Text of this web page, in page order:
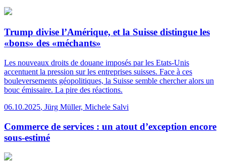
Trump divise l’Amérique, et la Suisse distingue les
«bons» des «méchants»
Les nouveaux droits de douane imposés par les Etats-Unis
accentuent la pression sur les entreprises suisses. Face à ces
bouleversements géopolitiques, la Suisse semble chercher alors un
bouc émissaire. La pire des réactions.
06.10.2025, Jürg Müller, Michele Salvi
Commerce de services : un atout d’exception encore
sous-estimé